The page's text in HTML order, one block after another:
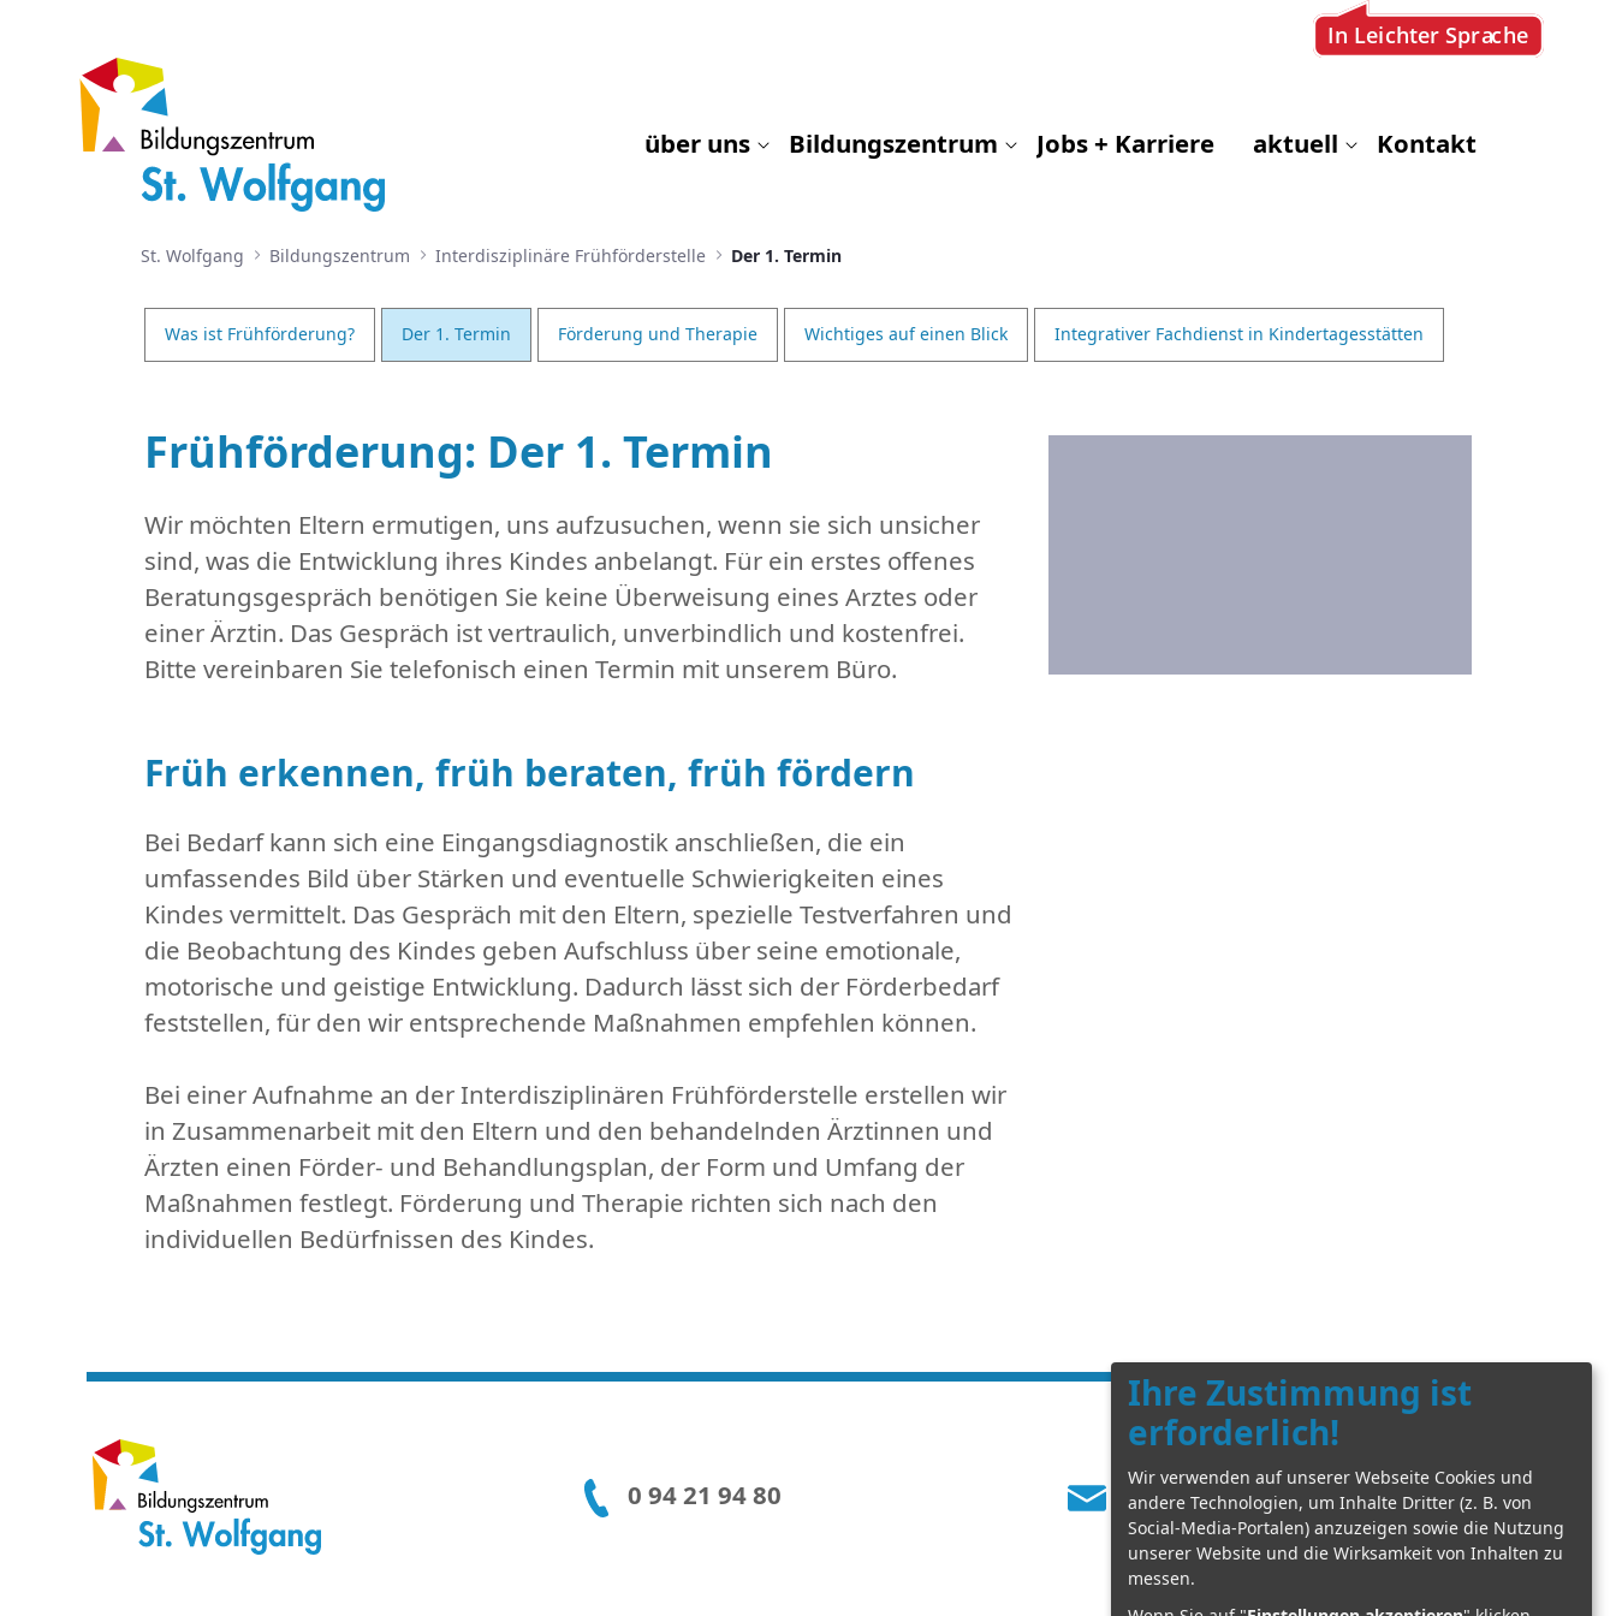
über uns Bildungszentrum Jobs + Karriere aktuell Kontakt
St. Wolfgang Bildungszentrum Interdisziplinäre Frühförderstelle Der 1. Termin
Was ist Frühförderung? Der 1. Termin Förderung und Therapie Wichtiges auf einen Blick Integrativer Fachdienst in Kindertagesstätten
Frühförderung: Der 1. Termin
Wir möchten Eltern ermutigen, uns aufzusuchen, wenn sie sich unsicher
sind, was die Entwicklung ihres Kindes anbelangt. Für ein erstes offenes
Beratungsgespräch benötigen Sie keine Überweisung eines Arztes oder
einer Ärztin. Das Gespräch ist vertraulich, unverbindlich und kostenfrei.
Bitte vereinbaren Sie telefonisch einen Termin mit unserem Büro.
Früh erkennen, früh beraten, früh fördern
Bei Bedarf kann sich eine Eingangsdiagnostik anschließen, die ein
umfassendes Bild über Stärken und eventuelle Schwierigkeiten eines
Kindes vermittelt. Das Gespräch mit den Eltern, spezielle Testverfahren und
die Beobachtung des Kindes geben Aufschluss über seine emotionale,
motorische und geistige Entwicklung. Dadurch lässt sich der Förderbedarf
feststellen, für den wir entsprechende Maßnahmen empfehlen können.
Bei einer Aufnahme an der Interdisziplinären Frühförderstelle erstellen wir
in Zusammenarbeit mit den Eltern und den behandelnden Ärztinnen und
Ärzten einen Förder- und Behandlungsplan, der Form und Umfang der
Maßnahmen festlegt. Förderung und Therapie richten sich nach den
individuellen Bedürfnissen des Kindes.
0 94 21 94 80 E-Mail schreiben
Ihre Zustimmung ist
erforderlich!
Wir verwenden auf unserer Webseite Cookies und
andere Technologien, um Inhalte Dritter (z. B. von
Social-Media-Portalen) anzuzeigen sowie die Nutzung
unserer Website und die Wirksamkeit von Inhalten zu
messen.